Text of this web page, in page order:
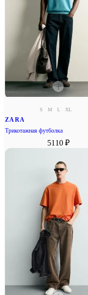
S M L XL
ZARA
Трикотажная футболка
5110 ₽